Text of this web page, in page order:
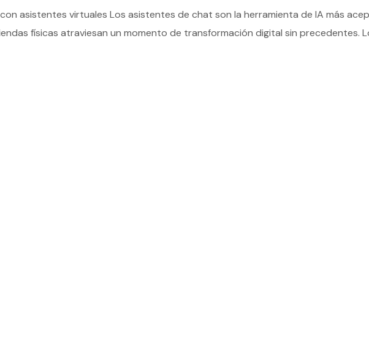
asistentes virtuales Los asistentes de chat son la herramienta de IA más
físicas atraviesan un momento de transformación digital sin precedentes.